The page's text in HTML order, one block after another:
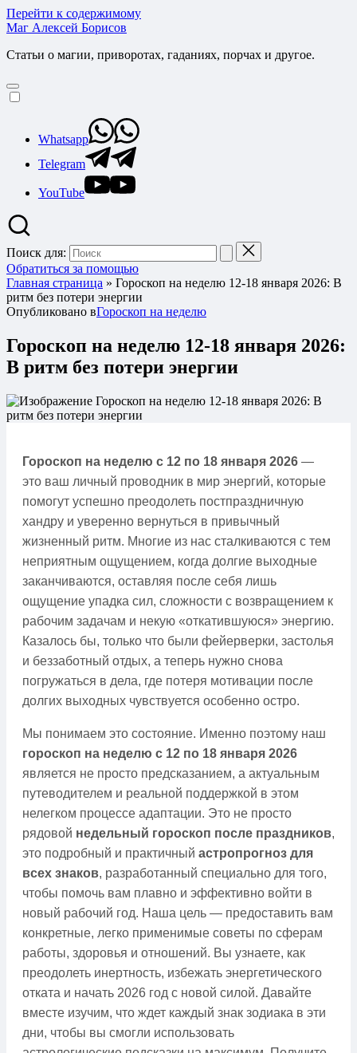
Перейти к содержимому
Маг Алексей Борисов
Статьи о магии, приворотах, гаданиях, порчах и другое.
Whatsapp
Telegram
YouTube
Поиск для:
Обратиться за помощью
Главная страница » Гороскоп на неделю 12-18 января 2026: В
ритм без потери энергии
Опубликовано вГороскоп на неделю
Гороскоп на неделю 12-18 января 2026:
В ритм без потери энергии
Гороскоп на неделю с 12 по 18 января 2026 —
это ваш личный проводник в мир энергий, которые
помогут успешно преодолеть постпраздничную
хандру и уверенно вернуться в привычный
жизненный ритм. Многие из нас сталкиваются с тем
неприятным ощущением, когда долгие выходные
заканчиваются, оставляя после себя лишь
ощущение упадка сил, сложности с возвращением к
рабочим задачам и некую «откатившуюся» энергию.
Казалось бы, только что были фейерверки, застолья
и беззаботный отдых, а теперь нужно снова
погружаться в дела, где потеря мотивации после
долгих выходных чувствуется особенно остро.
Мы понимаем это состояние. Именно поэтому наш
гороскоп на неделю с 12 по 18 января 2026
является не просто предсказанием, а актуальным
путеводителем и реальной поддержкой в этом
нелегком процессе адаптации. Это не просто
рядовой недельный гороскоп после праздников,
это подробный и практичный астропрогноз для
всех знаков, разработанный специально для того,
чтобы помочь вам плавно и эффективно войти в
новый рабочий год. Наша цель — предоставить вам
конкретные, легко применимые советы по сферам
работы, здоровья и отношений. Вы узнаете, как
преодолеть инертность, избежать энергетического
отката и начать 2026 год с новой силой. Давайте
вместе изучим, что ждет каждый знак зодиака в эти
дни, чтобы вы смогли использовать